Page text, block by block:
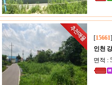
[15661
인천
면적 :